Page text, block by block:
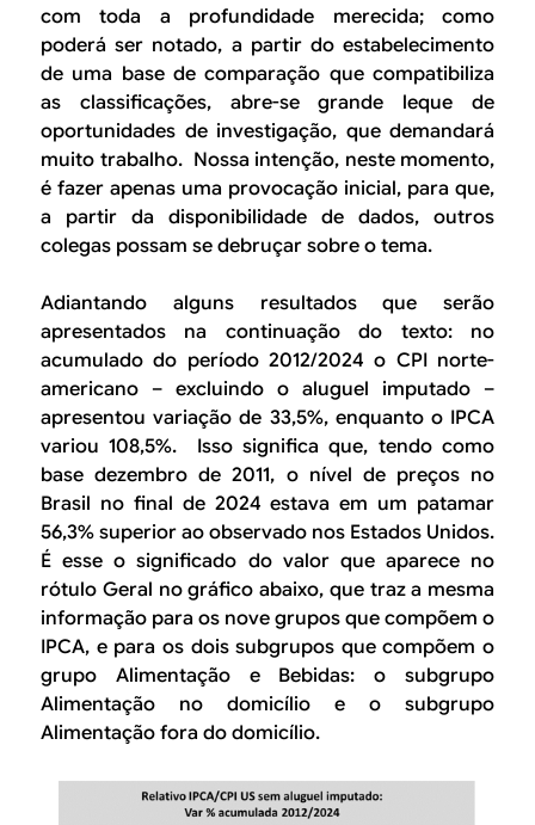
com toda a profundidade merecida; como
poderá ser notado, a partir do estabelecimento
de uma base de comparação que compatibiliza
as classificações, abre-se grande leque de
oportunidades de investigação, que demandará
muito trabalho. Nossa intenção, neste momento,
é fazer apenas uma provocação inicial, para que,
a partir da disponibilidade de dados, outros
colegas possam se debruçar sobre o tema.
Adiantando alguns resultados que serão
apresentados na continuação do texto: no
acumulado do período 2012/2024 o CPI norte-
americano – excluindo o aluguel imputado –
apresentou variação de 33,5%, enquanto o IPCA
variou 108,5%. Isso significa que, tendo como
base dezembro de 2011, o nível de preços no
Brasil no final de 2024 estava em um patamar
56,3% superior ao observado nos Estados Unidos.
É esse o significado do valor que aparece no
rótulo Geral no gráfico abaixo, que traz a mesma
informação para os nove grupos que compõem o
IPCA, e para os doissubgrupos que compõem o
grupo Alimentação e Bebidas: o subgrupo
Alimentação no domicílio e o subgrupo
Alimentação fora do domicílio.